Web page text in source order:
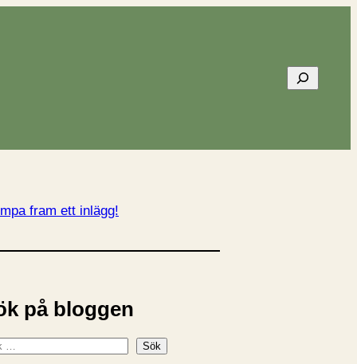
Sök
fram ett inlägg!
på bloggen
Sök